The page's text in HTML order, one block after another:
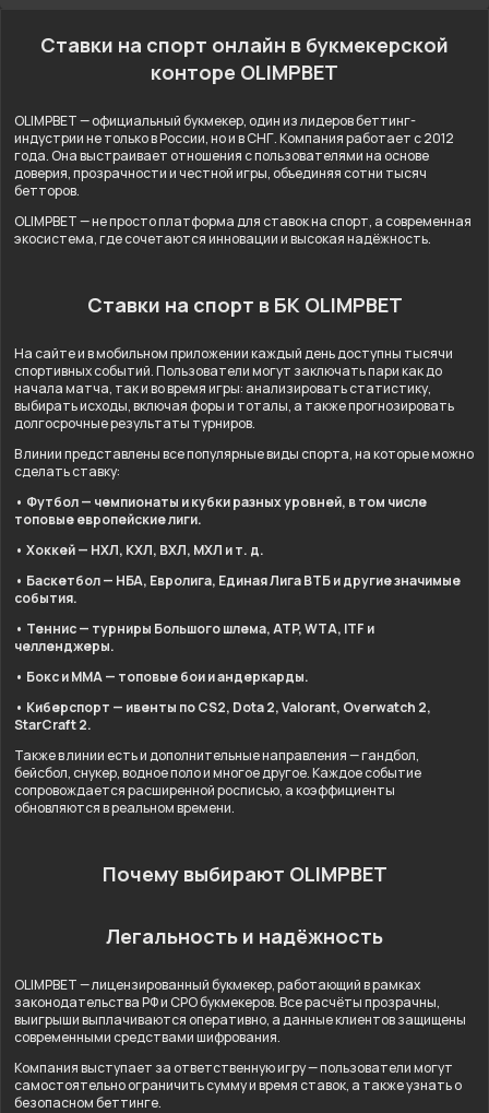
Ставки на спорт онлайн в букмекерской
конторе OLIMPBET
OLIMPBET — официальный букмекер, один из лидеров беттинг-
индустрии не только в России, но и в СНГ. Компания работает с 2012
года. Она выстраивает отношения с пользователями на основе
доверия, прозрачности и честной игры, объединяя сотни тысяч
бетторов.
OLIMPBET — не просто платформа для ставок на спорт, а современная
экосистема, где сочетаются инновации и высокая надёжность.
Ставки на спорт в БК OLIMPBET
На сайте и в мобильном приложении каждый день доступны тысячи
спортивных событий. Пользователи могут заключать пари как до
начала матча, так и во время игры: анализировать статистику,
выбирать исходы, включая форы и тоталы, а также прогнозировать
долгосрочные результаты турниров.
В линии представлены все популярные виды спорта, на которые можно
сделать ставку:
• Футбол — чемпионаты и кубки разных уровней, в том числе
топовые европейские лиги.
• Хоккей — НХЛ, КХЛ, ВХЛ, МХЛ и т. д.
• Баскетбол — НБА, Евролига, Единая Лига ВТБ и другие значимые
события.
• Теннис — турниры Большого шлема, ATP, WTA, ITF и
челленджеры.
• Бокс и ММА — топовые бои и андеркарды.
• Киберспорт — ивенты по CS2, Dota 2, Valorant, Overwatch 2,
StarCraft 2.
Также в линии есть и дополнительные направления — гандбол,
бейсбол, снукер, водное поло и многое другое. Каждое событие
сопровождается расширенной росписью, а коэффициенты
обновляются в реальном времени.
Почему выбирают OLIMPBET
Легальность и надёжность
OLIMPBET — лицензированный букмекер, работающий в рамках
законодательства РФ и СРО букмекеров. Все расчёты прозрачны,
выигрыши выплачиваются оперативно, а данные клиентов защищены
современными средствами шифрования.
Компания выступает за ответственную игру — пользователи могут
самостоятельно ограничить сумму и время ставок, а также узнать о
безопасном беттинге.